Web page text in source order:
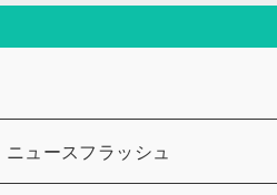
ゴリー
ニュースフラッシュ